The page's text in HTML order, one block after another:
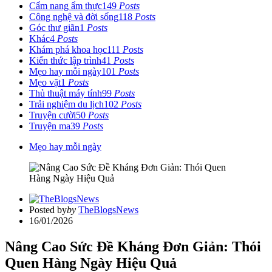
Cẩm nang ẩm thực149 Posts
Công nghệ và đời sống118 Posts
Góc thư giãn1 Posts
Khác4 Posts
Khám phá khoa học111 Posts
Kiến thức lập trình41 Posts
Mẹo hay mỗi ngày101 Posts
Mẹo vặt1 Posts
Thủ thuật máy tính99 Posts
Trải nghiệm du lịch102 Posts
Truyện cười50 Posts
Truyện ma39 Posts
Mẹo hay mỗi ngày
Posted byby TheBlogsNews
16/01/2026
Nâng Cao Sức Đề Kháng Đơn Giản: Thói
Quen Hàng Ngày Hiệu Quả